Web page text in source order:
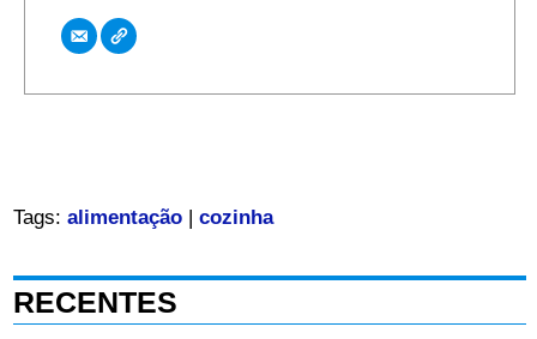
Tags: alimentação| cozinha
RECENTES